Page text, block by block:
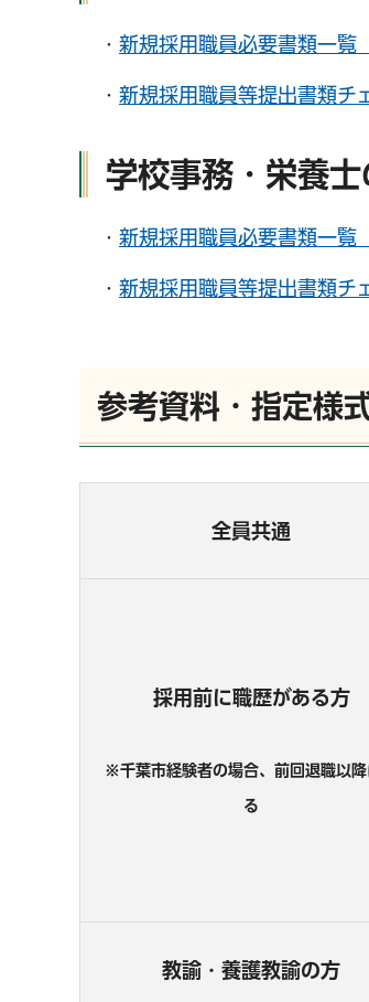
・ 新規採用職員必要書類一覧
・ 新規採用職員等提出書類チ
学校事務・栄養士
・ 新規採用職員必要書類一覧
・ 新規採用職員等提出書類チ
参考資料・指定様
全員共通
採用前に職歴がある方
※千葉市経験者の場合、前回退職以降
る
教諭・養護教諭の方